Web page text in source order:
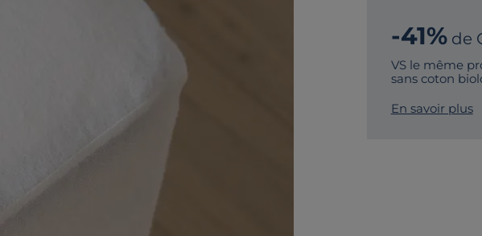
-41%de
VS le même
sans coton
En savoir plus